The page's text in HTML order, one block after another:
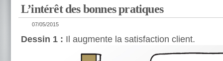
L’intérêt des bonnes pratiques
07/05/2015
Dessin 1 : Il augmente la satisfaction client.